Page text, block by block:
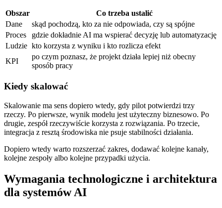
Obszar
Co trzeba ustalić
Dane
skąd pochodzą, kto za nie odpowiada, czy są spójne
Proces
gdzie dokładnie AI ma wspierać decyzję lub automatyzację
Ludzie kto korzysta z wyniku i kto rozlicza efekt
KPI
po czym poznasz, że projekt działa lepiej niż obecny
sposób pracy
Kiedy skalować
Skalowanie ma sens dopiero wtedy, gdy pilot potwierdzi trzy
rzeczy. Po pierwsze, wynik modelu jest użyteczny biznesowo. Po
drugie, zespół rzeczywiście korzysta z rozwiązania. Po trzecie,
integracja z resztą środowiska nie psuje stabilności działania.
Dopiero wtedy warto rozszerzać zakres, dodawać kolejne kanały,
kolejne zespoły albo kolejne przypadki użycia.
Wymagania technologiczne i architektura
dla systemów AI